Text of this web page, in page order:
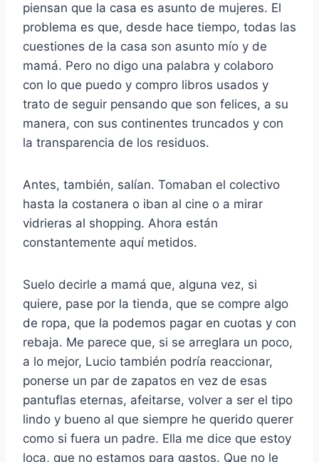
piensan que la casa es asunto de mujeres. El
problema es que, desde hace tiempo, todas las
cuestiones de la casa son asunto mío y de
mamá. Pero no digo una palabra y colaboro
con lo que puedo y compro libros usados y
trato de seguir pensando que son felices, a su
manera, con sus continentes truncados y con
la transparencia de los residuos.
Antes, también, salían. Tomaban el colectivo
hasta la costanera o iban al cine o a mirar
vidrieras al shopping. Ahora están
constantemente aquí metidos.
Suelo decirle a mamá que, alguna vez, si
quiere, pase por la tienda, que se compre algo
de ropa, que la podemos pagar en cuotas y con
rebaja. Me parece que, si se arreglara un poco,
a lo mejor, Lucio también podría reaccionar,
ponerse un par de zapatos en vez de esas
pantuflas eternas, afeitarse, volver a ser el tipo
lindo y bueno al que siempre he querido querer
como si fuera un padre. Ella me dice que estoy
loca, que no estamos para gastos. Que no le